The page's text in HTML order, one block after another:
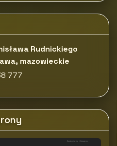
Rudnickiego
mazowieckie
777